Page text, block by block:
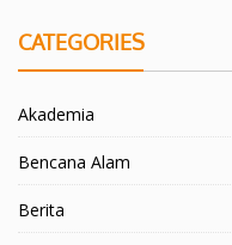
CATEGORIES
Akademia
Bencana Alam
Berita